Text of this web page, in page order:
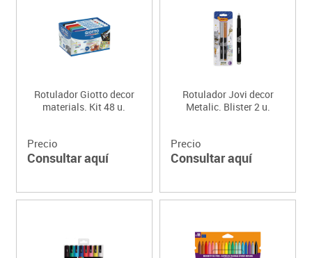
Rotulador Giotto decor
materials. Kit 48 u.
Precio
Consultar aquí
Rotulador Jovi decor
Metalic. Blister 2 u.
Precio
Consultar aquí